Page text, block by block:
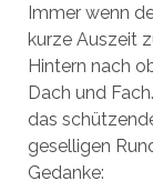
Immer wenn
kurze Auszeit
Hintern nach
Dach und
das
geselligen
Gedanke: